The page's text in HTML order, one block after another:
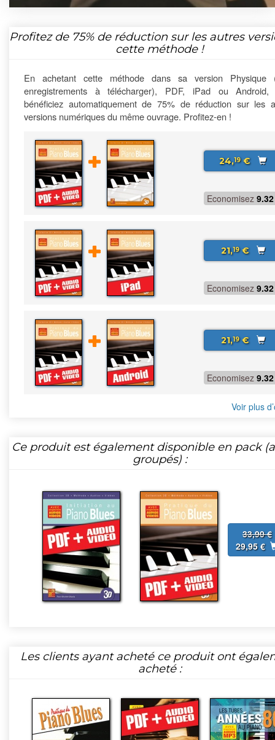
Profitez de 75%de réduction sur les autres
cette méthode !
En achetant cette méthode dans sa version Physique
enregistrements à télécharger), PDF, iPad ou Android,
bénéficiez automatiquement de 75% de réduction sur les
versions numériques du même ouvrage. Profitez-en !
24,19€
Economisez 9.32
21,19€
Economisez 9.32
21,19€
Economisez 9.32
Voir plus
Ce produit est également disponible en pack
groupés) :
33,90 €
29,95 €
Les clients ayant acheté ce produit ont
acheté :